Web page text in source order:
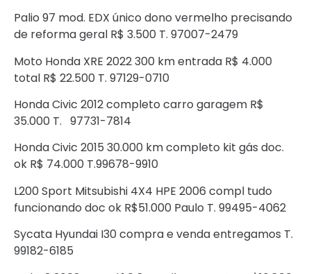
Palio 97 mod. EDX único dono vermelho precisando
de reforma geral R$ 3.500 T. 97007-2479
Moto Honda XRE 2022 300 km entrada R$ 4.000
total R$ 22.500 T. 97129-0710
Honda Civic 2012 completo carro garagem R$
35.000 T. 97731-7814
Honda Civic 2015 30.000 km completo kit gás doc.
ok R$ 74.000 T.99678-9910
L200 Sport Mitsubishi 4X4 HPE 2006 compl tudo
funcionando doc ok R$51.000 Paulo T. 99495-4062
Sycata Hyundai I30 compra e venda entregamos T.
99182-6185